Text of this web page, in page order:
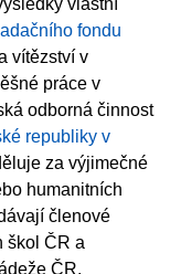
vlastní
fondu
vítězství v
práce v
odborná činnost
republiky v
za výjimečné
humanitních
členové
škol ČR a
ČR.